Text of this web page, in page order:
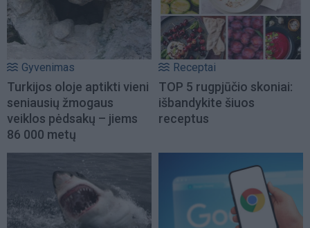
Gyvenimas
Turkijos oloje aptikti vieni
seniausių žmogaus
veiklos pėdsakų – jiems
86 000 metų
Receptai
TOP 5 rugpjūčio skoniai:
išbandykite šiuos
receptus